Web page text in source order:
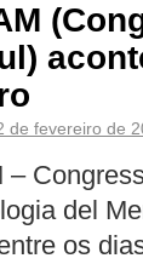
de fevereiro de
–
del
os